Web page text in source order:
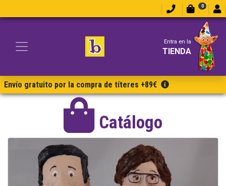
0
Entra en la
TIENDA
Envío gratuito por la compra de títeres +89€
Catálogo